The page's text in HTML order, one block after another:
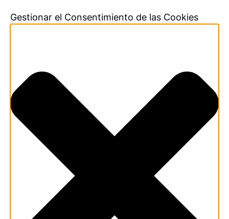
Gestionar el Consentimiento de las Cookies